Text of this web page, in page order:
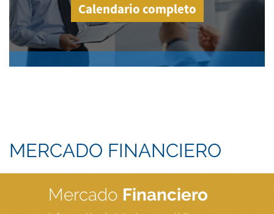
Calendario completo
MERCADO FINANCIERO
Mercado Financiero